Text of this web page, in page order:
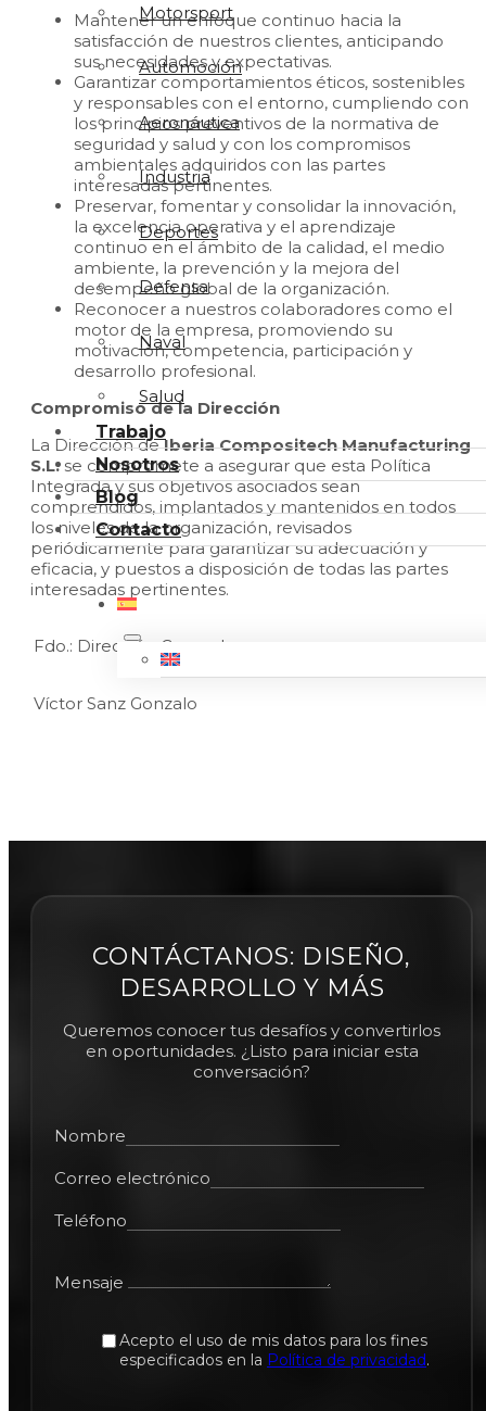
Motorsport
Automoción
Aeronáutica
Industria
Deportes
Defensa
Naval
Salud
Trabajo
Nosotros
Blog
Contacto
Mantener un enfoque continuo hacia la
satisfacción de nuestros clientes, anticipando
sus necesidades y expectativas.
Garantizar comportamientos éticos, sostenibles
y responsables con el entorno, cumpliendo con
los principios preventivos de la normativa de
seguridad y salud y con los compromisos
ambientales adquiridos con las partes
interesadas pertinentes.
Preservar, fomentar y consolidar la innovación,
la excelencia operativa y el aprendizaje
continuo en el ámbito de la calidad, el medio
ambiente, la prevención y la mejora del
desempeño global de la organización.
Reconocer a nuestros colaboradores como el
motor de la empresa, promoviendo su
motivación, competencia, participación y
desarrollo profesional.
Compromiso de la Dirección
La Dirección deIberia Compositech Manufacturing
S.L.se compromete a asegurar que esta Política
Integrada y sus objetivos asociados sean
comprendidos, implantados y mantenidos en todos
los niveles de la organización, revisados
periódicamente para garantizar su adecuación y
eficacia, y puestos a disposición de todas las partes
interesadas pertinentes.
Fdo.: Dirección General
Víctor Sanz Gonzalo
CONTÁCTANOS: DISEÑO,
DESARROLLO Y MÁS
Queremos conocer tus desafíos y convertirlos
en oportunidades. ¿Listo para iniciar esta
conversación?
Nombre
Correo electrónico
Teléfono
Mensaje
Acepto el uso de mis datos para los fines
especificados en la Política de privacidad.